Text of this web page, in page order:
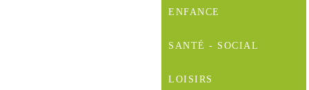
ENFANCE
SANTÉ - SOCIAL
LOISIRS